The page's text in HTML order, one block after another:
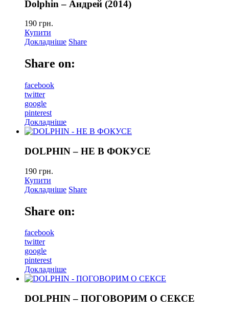
Dolphin – Андрей (2014)
190 грн.
Купити
Докладніше Share
Share on:
facebook
twitter
google
pinterest
Докладніше
DOLPHIN – НЕ В ФОКУСЕ
190 грн.
Купити
Докладніше Share
Share on:
facebook
twitter
google
pinterest
Докладніше
DOLPHIN – ПОГОВОРИМ О СЕКСЕ